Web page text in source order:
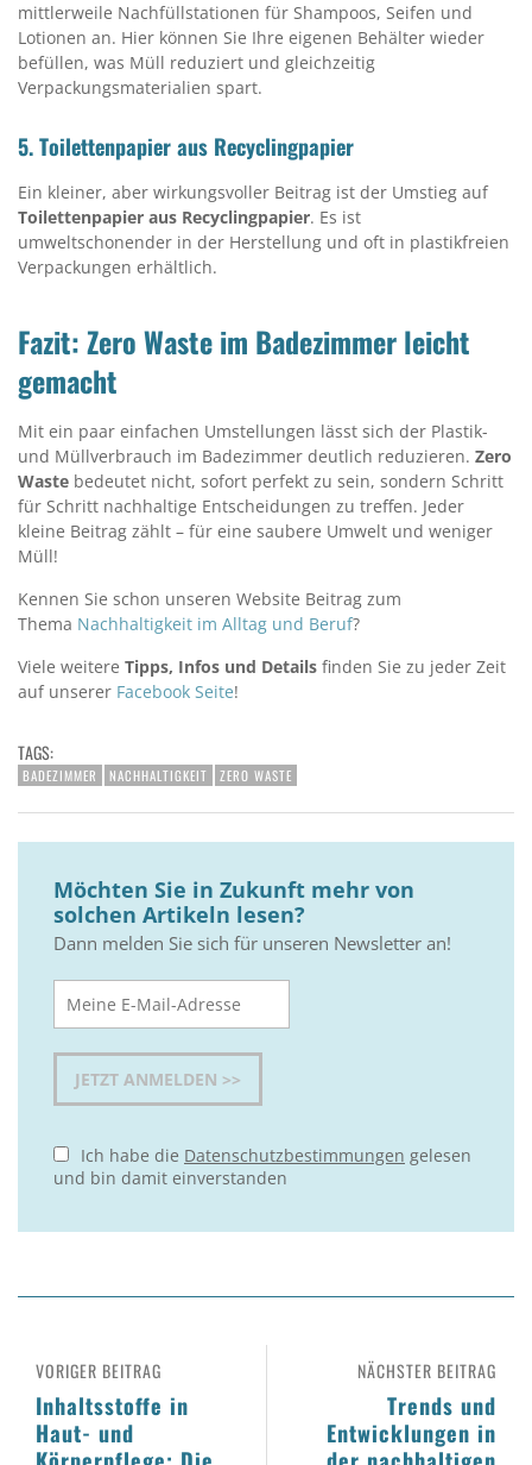
mittlerweile Nachfüllstationen für Shampoos, Seifen und
Lotionen an. Hier können Sie Ihre eigenen Behälter wieder
befüllen, was Müll reduziert und gleichzeitig
Verpackungsmaterialien spart.
5.Toilettenpapier aus Recyclingpapier
Ein kleiner, aber wirkungsvoller Beitrag ist der Umstieg auf
Toilettenpapier aus Recyclingpapier. Es ist
umweltschonender in der Herstellung und oft in plastikfreien
Verpackungen erhältlich.
Fazit: Zero Waste im Badezimmer leicht
gemacht
Mit ein paar einfachen Umstellungen lässt sich der Plastik-
und Müllverbrauch im Badezimmer deutlich reduzieren. Zero
Waste bedeutet nicht, sofort perfekt zu sein, sondern Schritt
für Schritt nachhaltige Entscheidungen zu treffen. Jeder
kleine Beitrag zählt – für eine saubere Umwelt und weniger
Müll!
Kennen Sie schon unseren Website Beitrag zum
Thema Nachhaltigkeit im Alltag und Beruf?
Viele weitere Tipps, Infos und Details finden Sie zu jeder Zeit
auf unserer Facebook Seite!
TAGS:
BADEZIMMER NACHHALTIGKEIT ZERO WASTE
Möchten Sie in Zukunft mehr von
solchen Artikeln lesen?
Dann melden Sie sich für unseren Newsletter an!
Ich habe die Datenschutzbestimmungen gelesen
und bin damit einverstanden
NÄCHSTER BEITRAG
Trends und
Entwicklungen in
VORIGER BEITRAG
Inhaltsstoffe in
Haut- und